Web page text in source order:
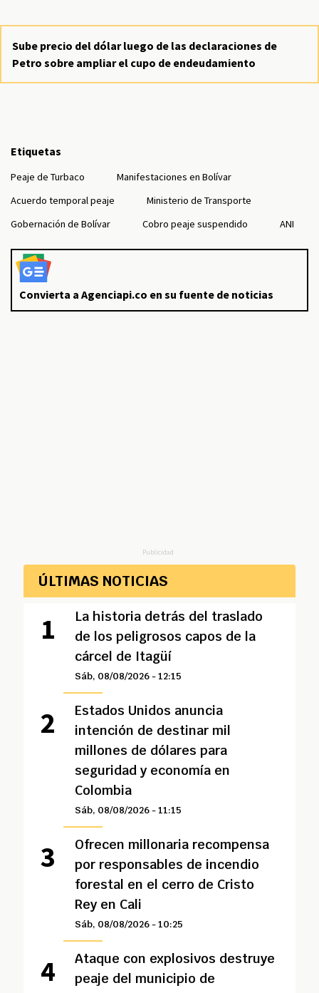
Sube precio del dólar luego de las declaraciones de
Petro sobre ampliar el cupo de endeudamiento
Etiquetas
Peaje de Turbaco
Manifestaciones en Bolívar
Acuerdo temporal peaje
Ministerio de Transporte
Gobernación de Bolívar
Cobro peaje suspendido ANI
Convierta a Agenciapi.co en su fuente de noticias
Publicidad
ÚLTIMAS NOTICIAS
La historia detrás del traslado
de los peligrosos capos de la
cárcel de Itagüí
Sáb, 08/08/2026 - 12:15
Estados Unidos anuncia
intención de destinar mil
millones de dólares para
seguridad y economía en
Colombia
Sáb, 08/08/2026 - 11:15
Ofrecen millonaria recompensa
por responsables de incendio
forestal en el cerro de Cristo
Rey en Cali
Sáb, 08/08/2026 - 10:25
Ataque con explosivos destruye
peaje del municipio de